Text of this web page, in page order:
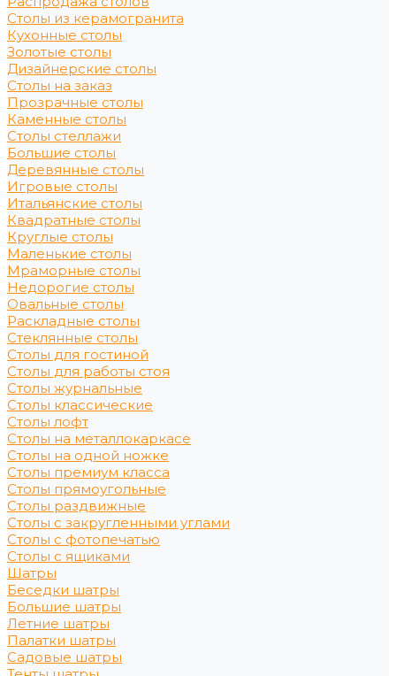
Столы из керамогранита
Кухонные столы
Золотые столы
Дизайнерские столы
Столы на заказ
Прозрачные столы
Каменные столы
Столы стеллажи
Большие столы
Деревянные столы
Игровые столы
Итальянские столы
Квадратные столы
Круглые столы
Маленькие столы
Мраморные столы
Недорогие столы
Овальные столы
Раскладные столы
Стеклянные столы
Столы для гостиной
Столы для работы стоя
Столы журнальные
Столы классические
Столы лофт
Столы на металлокаркасе
Столы на одной ножке
Столы премиум класса
Столы прямоугольные
Столы раздвижные
Столы с закругленными углами
Столы с фотопечатью
Столы с ящиками
Шатры
Беседки шатры
Большие шатры
Летние шатры
Палатки шатры
Садовые шатры